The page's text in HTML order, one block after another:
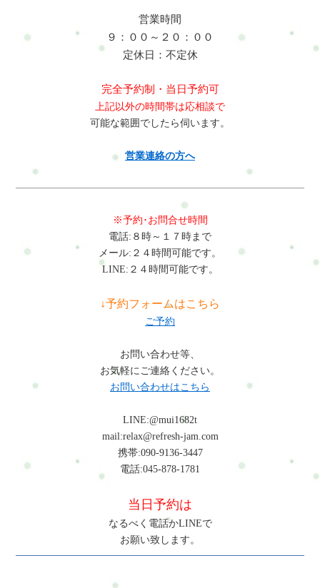
営業時間
９：００～２０：００
定休日：不定休
完全予約制・当日予約可
上記以外の時間帯は応相談で
可能な範囲でしたら伺います。
営業連絡の方へ
※予約･お問合せ時間
電話:８時～１７時まで
メール:２４時間可能です。
LINE:２４時間可能です。
↓予約フォームはこちら
ご予約
お問い合わせ等、
お気軽にご連絡ください。
お問い合わせはこちら
LINE:@mui1682t
mail:relax@refresh-jam.com
携帯:090-9136-3447
電話:045-878-1781
当日予約は
なるべく電話かLINEで
お願い致します。